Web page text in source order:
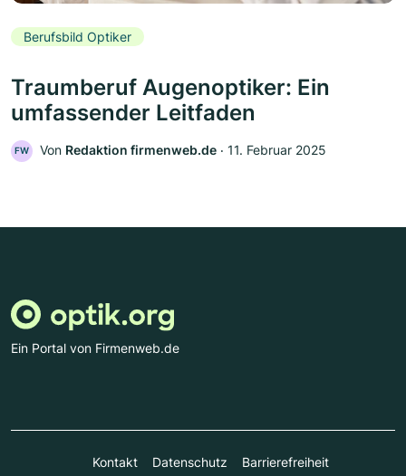
Berufsbild Optiker
Traumberuf Augenoptiker: Ein
umfassender Leitfaden
FW Von Redaktion firmenweb.de ‧ 11. Februar 2025
Ein Portal von Firmenweb.de
Kontakt Datenschutz Barrierefreiheit